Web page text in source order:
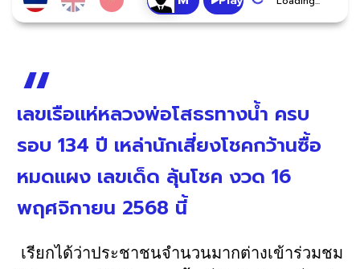
เลขเรือแห่หลวงพ่อโสธรทางน้ำ ครบ
รอบ 134 ปี เหล่านักเสี่ยงโชคกว้านซื้อ
หมดแผง เลขเด็ด ลุ้นโชค งวด 16
พฤศจิกายน 2568 นี้
เรียกได้ว่าประชาชนจำนวนมากต่างเข้าร่วมชม